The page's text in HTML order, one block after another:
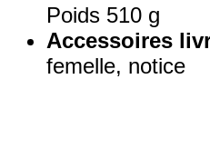
Poids 510 g
Accessoires
femelle, notice